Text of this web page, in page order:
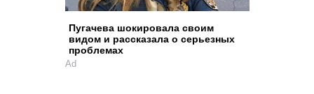
Пугачева шокировала своим
видом и рассказала о серьезных
проблемах
Ad